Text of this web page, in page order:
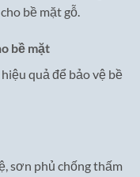
bề mặt gỗ.
bề mặt
quả để bảo vệ bề
sơn phủ chống thấm